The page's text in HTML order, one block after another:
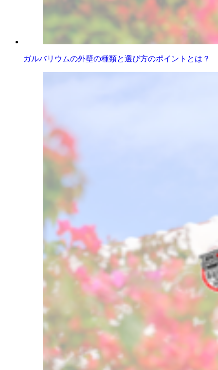
ガルバリウムの外壁の種類と選び方のポイントとは？